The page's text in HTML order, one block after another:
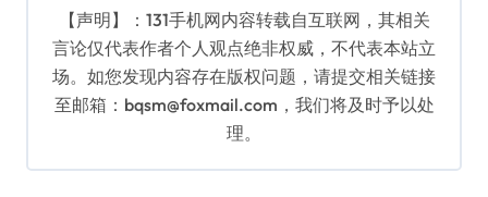
【声明】：131手机网内容转载自互联网，其相关
言论仅代表作者个人观点绝非权威，不代表本站立
场。如您发现内容存在版权问题，请提交相关链接
至邮箱：bqsm@foxmail.com，我们将及时予以处
理。